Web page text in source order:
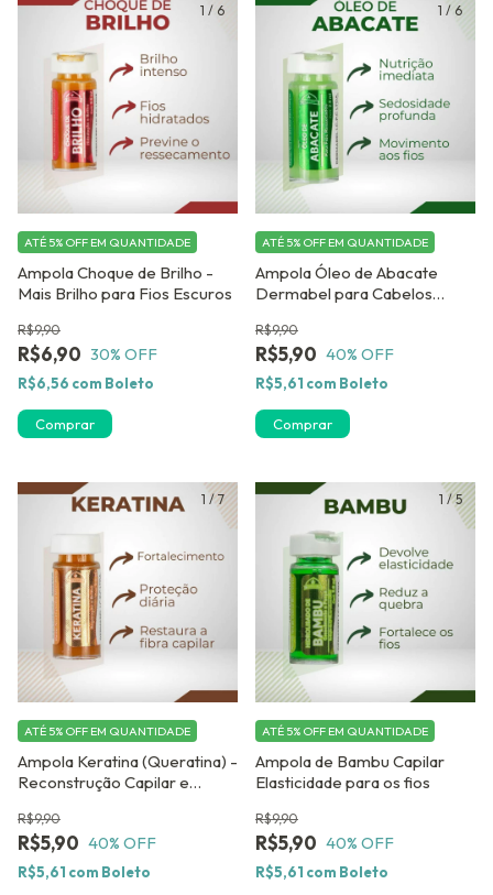
1 / 6
Ampola Choque de Brilho -
Mais Brilho para Fios Escuros
R$6,90
R$9,90
30% OFF
ATÉ 5% OFF EM QUANTIDADE
R$6,56 com Boleto
Comprar
1 / 6
Ampola Óleo de Abacate
Dermabel para Cabelos
R$5,90
R$9,90
40% OFF
ATÉ 5% OFF EM QUANTIDADE
R$5,61 com Boleto
Comprar
1 /7
Ampola Keratina (Queratina) -
Reconstrução Capilar e
R$5,90
R$9,90
40% OFF
ATÉ 5% OFF EM QUANTIDADE
R$5,61 com Boleto
1 /5
Ampola de Bambu Capilar
Elasticidade para os fios
R$5,90
R$9,90
40% OFF
ATÉ 5% OFF EM QUANTIDADE
R$5,61 com Boleto